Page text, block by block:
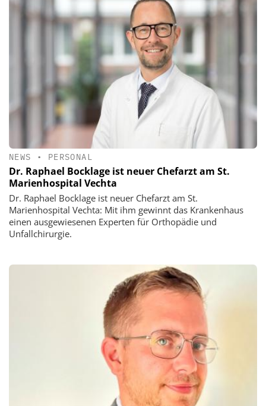
NEWS • PERSONAL
Dr. Raphael Bocklage ist neuer Chefarzt am St.
Marienhospital Vechta
Dr. Raphael Bocklage ist neuer Chefarzt am St.
Marienhospital Vechta: Mit ihm gewinnt das Krankenhaus
einen ausgewiesenen Experten für Orthopädie und
Unfallchirurgie.